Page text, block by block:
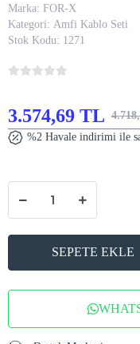
Marka: FOR-X
Kategori: Amfi Kablo Seti
Stok Kodu: 1271
3.574,69 TL
%2 Havale indirimi ile
SEPETE EKLE